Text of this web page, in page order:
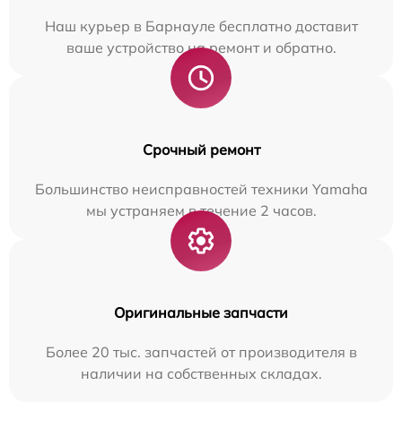
Наш курьер в Барнауле бесплатно доставит
ваше устройство на ремонт и обратно.
Срочный ремонт
Большинство неисправностей техники Yamaha
мы устраняем в течение 2 часов.
Оригинальные запчасти
Более 20 тыс. запчастей от производителя в
наличии на собственных складах.